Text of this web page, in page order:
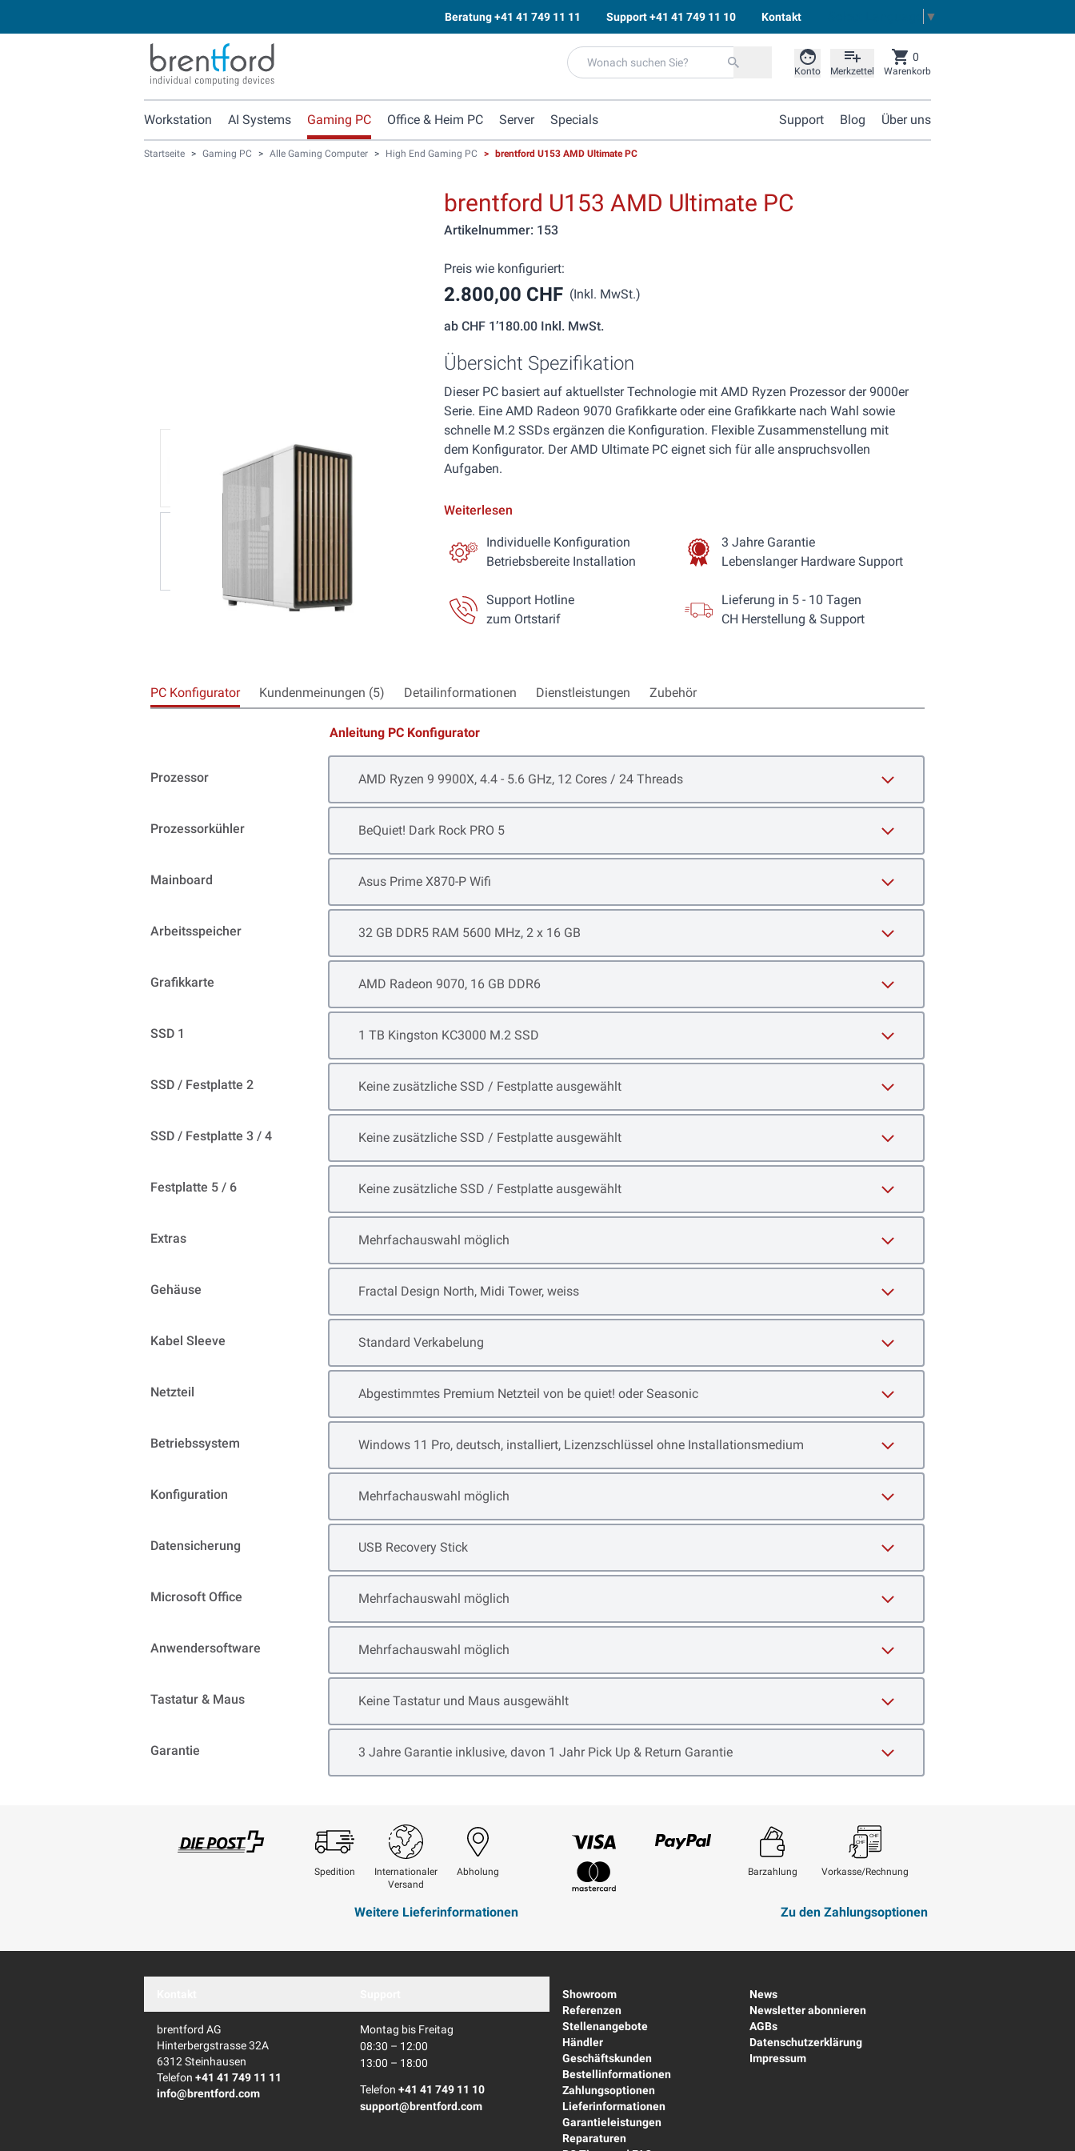
Beratung+41 41 749 11 11 Support+41 41 749 11 10 Kontakt ▼
Konto Merkzettel Warenkorb
0
Workstation AI Systems Gaming PC Office & Heim PC Server Specials Support Blog Über uns
Startseite > Gaming PC > Alle Gaming Computer > High End Gaming PC > brentford U153 AMD Ultimate PC
brentford U153 AMD Ultimate PC
Artikelnummer: 153
Preis wie konfiguriert:
2.800,00 CHF (Inkl. MwSt.)
ab CHF 1’180.00Inkl. MwSt.
Übersicht Spezifikation
Dieser PC basiert auf aktuellster Technologie mit AMD Ryzen Prozessor der 9000er
Serie. Eine AMD Radeon 9070 Grafikkarte oder eine Grafikkarte nach Wahl sowie
schnelle M.2 SSDs ergänzen die Konfiguration. Flexible Zusammenstellung mit
dem Konfigurator. Der AMD Ultimate PC eignet sich für alle anspruchsvollen
Aufgaben.
Weiterlesen
Individuelle Konfiguration
Betriebsbereite Installation
3 Jahre Garantie
Lebenslanger Hardware Support
Support Hotline
zum Ortstarif
Lieferung in 5 - 10 Tagen
CH Herstellung & Support
PC Konfigurator Kundenmeinungen (5) Detailinformationen Dienstleistungen Zubehör
Anleitung PC Konfigurator
Prozessor AMD Ryzen 9 9900X, 4.4 - 5.6 GHz, 12 Cores / 24 Threads
Open item options
Prozessorkühler BeQuiet! Dark Rock PRO 5
Open item options
Mainboard Asus Prime X870-P Wifi
Open item options
Arbeitsspeicher 32 GB DDR5 RAM 5600 MHz, 2 x 16 GB
Open item options
Grafikkarte AMD Radeon 9070, 16 GB DDR6
Open item options
SSD 1 1 TB Kingston KC3000 M.2 SSD
Open item options
SSD / Festplatte 2 Keine zusätzliche SSD / Festplatte ausgewählt
Open item options
SSD / Festplatte 3 / 4 Keine zusätzliche SSD / Festplatte ausgewählt
Open item options
Festplatte 5 / 6 Keine zusätzliche SSD / Festplatte ausgewählt
Open item options
Extras Mehrfachauswahl möglich
Open item options
Gehäuse Fractal Design North, Midi Tower, weiss
Open item options
Kabel Sleeve Standard Verkabelung
Open item options
Netzteil Abgestimmtes Premium Netzteil von be quiet! oder Seasonic
Open item options
Betriebssystem Windows 11 Pro, deutsch, installiert, Lizenzschlüssel ohne Installationsmedium
Open item options
Konfiguration Mehrfachauswahl möglich
Open item options
Datensicherung USB Recovery Stick
Open item options
Microsoft Office Mehrfachauswahl möglich
Open item options
Anwendersoftware Mehrfachauswahl möglich
Open item options
Tastatur & Maus Keine Tastatur und Maus ausgewählt
Open item options
Garantie 3 Jahre Garantie inklusive, davon 1 Jahr Pick Up & Return Garantie
Open item options
Spedition
Internationaler
Versand
Abholung
Weitere Lieferinformationen
Visum
Barzahlung Vorkasse/Rechnung
Zu den Zahlungsoptionen
brentford AG
Hinterbergstrasse 32A
6312 Steinhausen
Telefon +41 41 749 11 11
info@brentford.com
Montag bis Freitag
08:30 – 12:00
13:00 – 18:00
Telefon +41 41 749 11 10
support@brentford.com
Showroom
Referenzen
Stellenangebote
Händler
Geschäftskunden
Bestellinformationen
Zahlungsoptionen
Lieferinformationen
Garantieleistungen
Reparaturen
News
Newsletter abonnieren
AGBs
Datenschutzerklärung
Impressum